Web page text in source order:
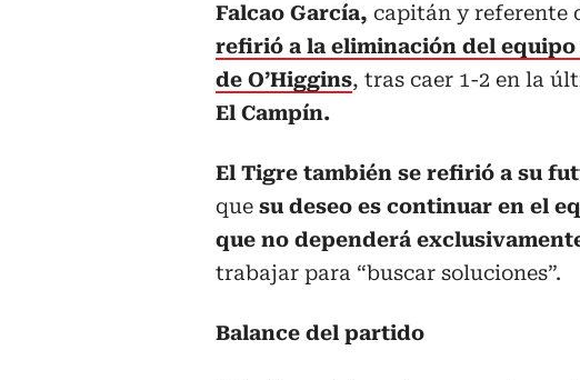
Falcao García, capitán y referente
refirió a la eliminación del equipo
de O’Higgins, tras caer 1-2 en la
El Campín.
El Tigre también se refirió a su
que su deseo es continuar en el
que no dependerá
trabajar para “buscar soluciones”.
Balance del partido